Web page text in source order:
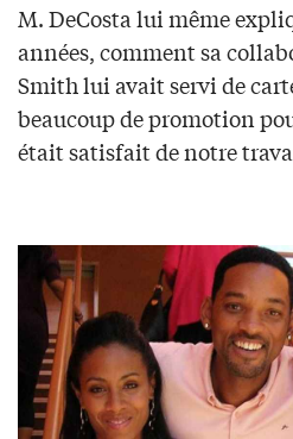
M. DeCosta lui même
années, comment sa
Smith lui avait servi de
beaucoup de promotion
était satisfait de notre